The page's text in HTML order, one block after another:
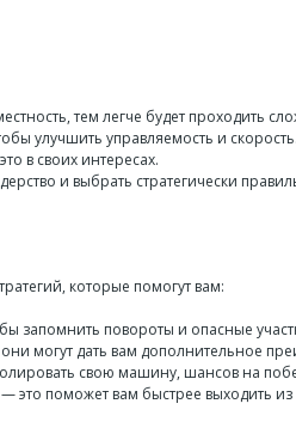
тем легче будет проходить
улучшить управляемость и скорость.
в своих интересах.
и выбрать стратегически
которые помогут вам:
запомнить повороты и опасные
могут дать вам дополнительное
свою машину, шансов на
это поможет вам быстрее выходить из